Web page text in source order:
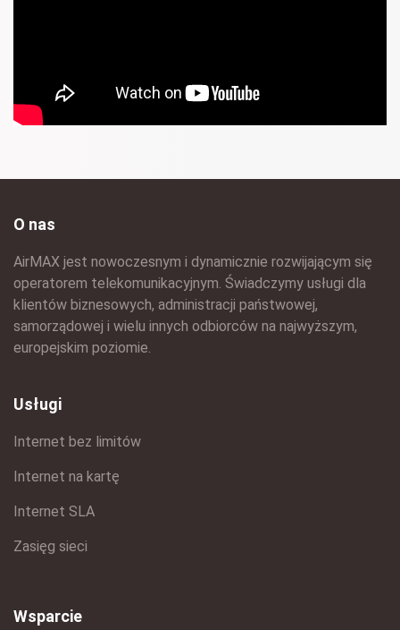
O nas
AirMAX jest nowoczesnym i dynamicznie rozwijającym się
operatorem telekomunikacyjnym. Świadczymy usługi dla
klientów biznesowych, administracji państwowej,
samorządowej i wielu innych odbiorców na najwyższym,
europejskim poziomie.
Usługi
Internet bez limitów
Internet na kartę
Internet SLA
Zasięg sieci
Wsparcie